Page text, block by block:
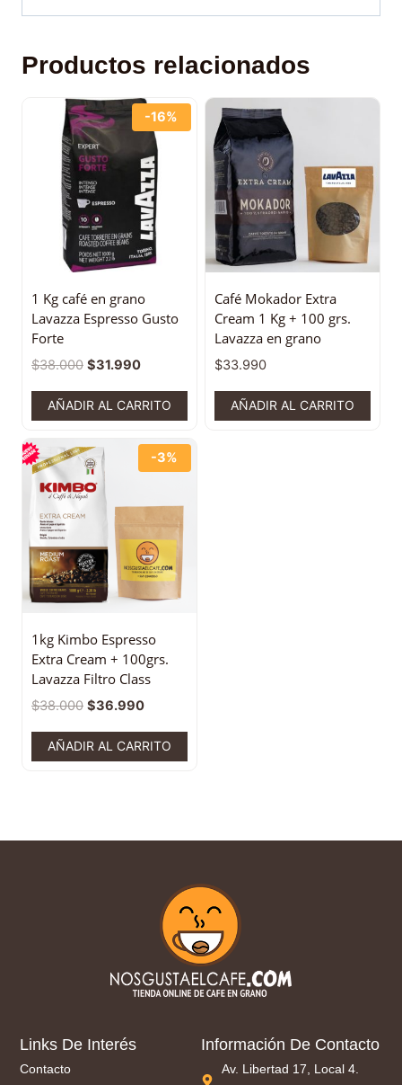
Productos relacionados
-16%
1 Kg café en grano
Lavazza Espresso Gusto
Forte
$38.000 $31.990
AÑADIR AL CARRITO
Café Mokador Extra
Cream 1 Kg + 100 grs.
Lavazza en grano
$33.990
AÑADIR AL CARRITO
-3%
1kg Kimbo Espresso
Extra Cream + 100grs.
Lavazza Filtro Class
$38.000 $36.990
AÑADIR AL CARRITO
Links De Interés
Contacto
Información De Contacto
Av. Libertad 17, Local 4.